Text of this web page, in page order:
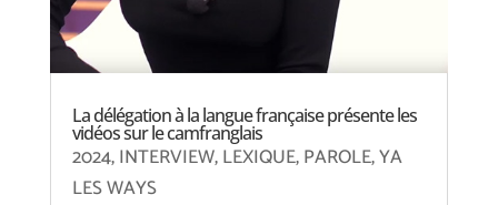
La délégation à la langue française présente les
vidéos sur le camfranglais
2024,INTERVIEW,LEXIQUE,PAROLE,YA
LES WAYS